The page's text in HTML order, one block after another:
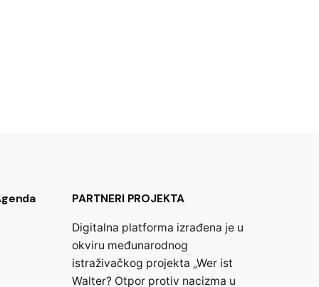
PARTNERI PROJEKTA
Digitalna platforma izrađena je u
okviru međunarodnog
istraživačkog projekta „Wer ist
Walter? Otpor protiv nacizma u